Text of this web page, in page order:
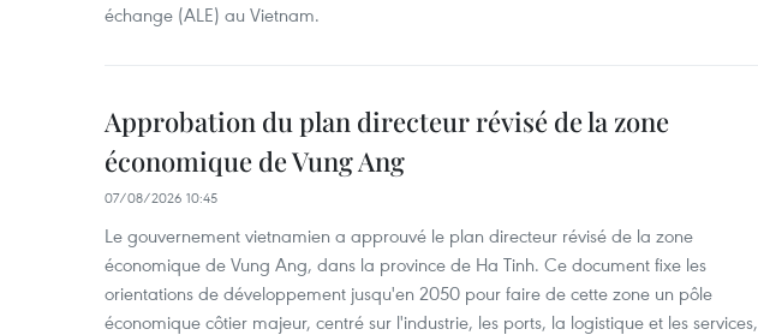
échange (ALE) au Vietnam.
Approbation du plan directeur révisé de la zone
économique de Vung Ang
07/08/2026 10:45
Le gouvernement vietnamien a approuvé le plan directeur révisé de la zone
économique de Vung Ang, dans la province de Ha Tinh. Ce document fixe les
orientations de développement jusqu'en 2050 pour faire de cette zone un pôle
économique côtier majeur, centré sur l'industrie, les ports, la logistique et les services,